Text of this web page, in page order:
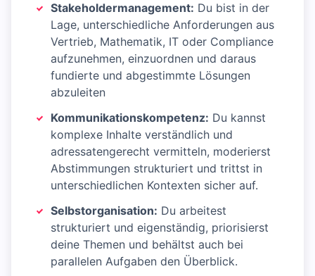
Stakeholdermanagement: Du bist in der
Lage, unterschiedliche Anforderungen aus
Vertrieb, Mathematik, IT oder Compliance
aufzunehmen, einzuordnen und daraus
fundierte und abgestimmte Lösungen
abzuleiten
Kommunikationskompetenz: Du kannst
komplexe Inhalte verständlich und
adressatengerecht vermitteln, moderierst
Abstimmungen strukturiert und trittst in
unterschiedlichen Kontexten sicher auf.
Selbstorganisation: Du arbeitest
strukturiert und eigenständig, priorisierst
deine Themen und behältst auch bei
parallelen Aufgaben den Überblick.